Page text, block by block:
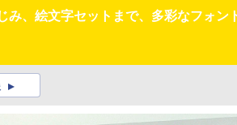
み、絵文字セットまで、多彩なフォ